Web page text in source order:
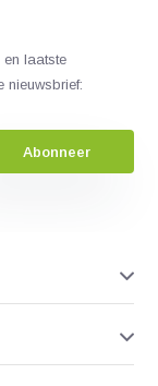
laatste
nieuwsbrief:
Abonneer